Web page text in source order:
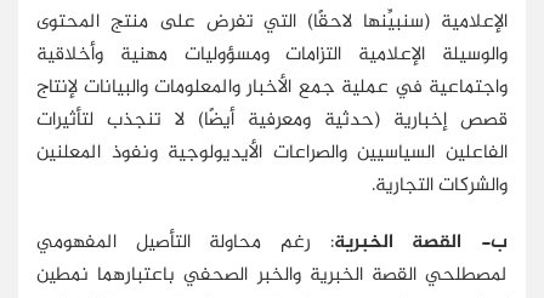
الإعلامية (سنبيِّنها لاحقًا) التي تفرض على منتج المحتوى
والوسيلة الإعلامية التزامات ومسؤوليات مهنية وأخلاقية
واجتماعية في عملية جمع الأخبار والمعلومات والبيانات لإنتاج
قصص إخبارية (حدثية ومعرفية أيضًا) لا تنجذب لتأثيرات
الفاعلين السياسيين والصراعات الأيديولوجية ونفوذ المعلنين
والشركات التجارية.
ب- القصة الخبرية: رغم محاولة التأصيل المفهومي
لمصطلحي القصة الخبرية والخبر الصحفي باعتبارهما نمطين